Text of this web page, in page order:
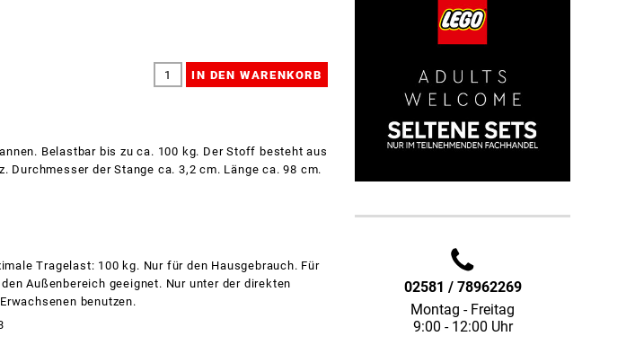
Belastbar bis zu ca. 100 kg. Der Stoff besteht aus
Durchmesser der Stange ca. 3,2 cm. Länge ca. 98 cm.
Tragelast: 100 kg. Nur für den Hausgebrauch. Für
Außenbereich geeignet. Nur unter der direkten
benutzen.
02581 / 78962269
Montag - Freitag
9:00 - 12:00 Uhr